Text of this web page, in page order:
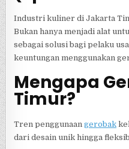
Industri kuliner di Jakarta
Bukan hanya menjadi alat
sebagai solusi bagi pelaku
keuntungan menggunakan
Mengapa
Timur?
Tren penggunaan gerobak
dari desain unik hingga